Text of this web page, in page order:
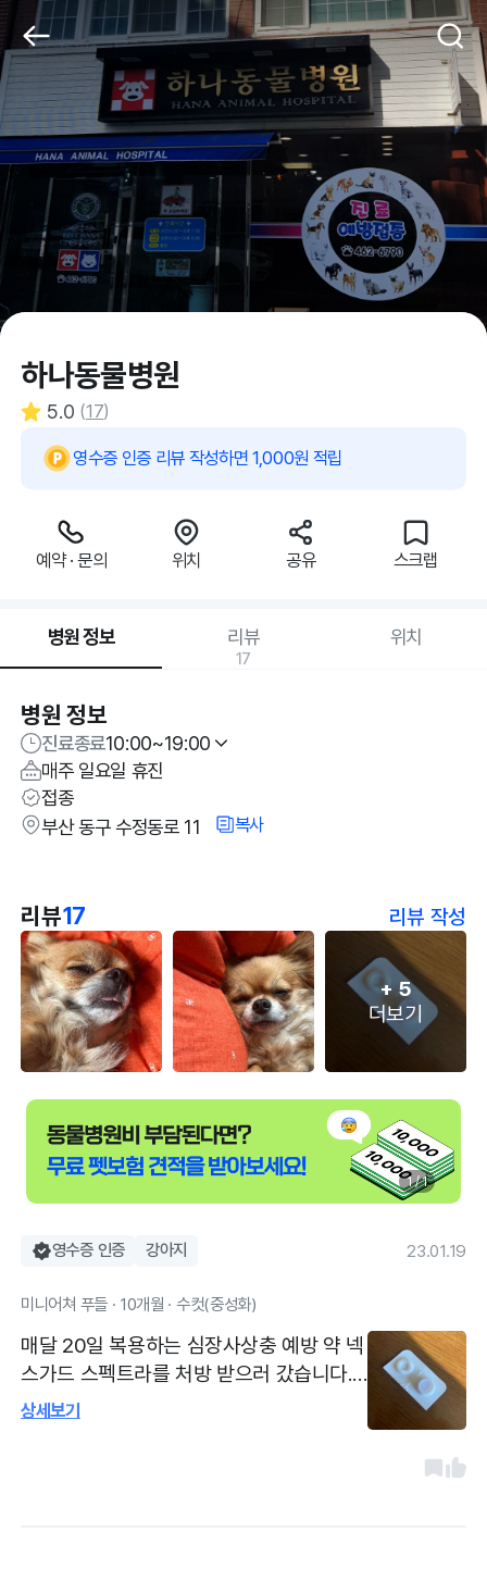
하나동물병원
5.0 (17)
영수증 인증 리뷰 작성하면 1,000원 적립
예약 · 문의 위치 공유 스크랩
병원 정보 리뷰
17
위치
병원 정보
진료종료10:00~19:00
매주 일요일 휴진
접종
부산 동구 수정동로 11
복사
리뷰17 리뷰 작성
+5
더보기
1 / 1
영수증 인증 강아지 23.01.19
미니어쳐 푸들 · 10개월 · 수컷(중성화)
매달 20일 복용하는 심장사상충 예방 약 넥
스가드 스펙트라를 처방 받으러 갔습니다.
넥스가드 스펙트라 XS 하나를 처방 받았으
상세보기